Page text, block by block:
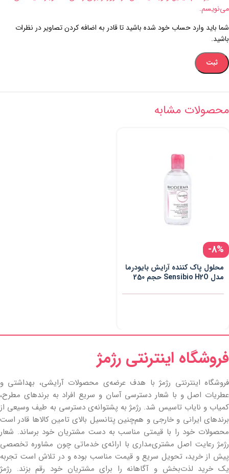
می‌نویسم.
شما باید وارد حساب خود شده باشید تا قادر به اضافه کردن تصاویر در نظرات
باشید.
محصولات مشابه
-8%
محلول پاک کننده آرایش بایودرما
مدل Sensibio H2O حجم 250
فروشگاه اینترنتی رژمژ​
فروشگاه اینترنتی رژمژ با هدف عرضه‌ی محصولات آرایشی، بهداشتی و
عطریات اصل و با شعار دسترسی آسان و سریع افراد به برندهای مطرح،
کمیاب و نایاب تاسیس شد. رژمژ به پشتوانه‌ی دسترسی به طیف وسیعی از
برندهای ایرانی و خارجی و هم‌چنین پتانسیل بالای تامین کالاها قادر است
محصولات خود را با قیمتی مناسب به دست مشتریان خود برساند. شعار
رژمژ رعایت اصل مشتری‌مداری با ارائه‌ی خدماتی چون مشاوره تخصصی
پیش از خرید، تحویل سریع و قیمت مناسب بوده و در تلاش است تجربه
یک خرید لذت‌بخش و آگاهانه را برای مشتریان خود رقم بزند. رژمژ